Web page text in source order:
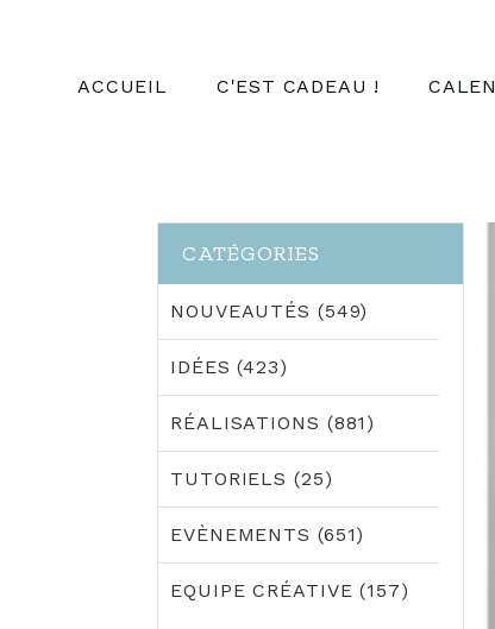
ACCUEIL C'EST CADEAU !
CATÉGORIES
NOUVEAUTÉS (549)
IDÉES (423)
RÉALISATIONS (881)
TUTORIELS (25)
EVÈNEMENTS (651)
EQUIPE CRÉATIVE (157)